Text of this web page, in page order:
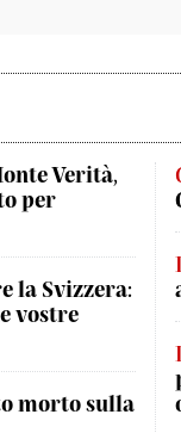
Verità,
per
la Svizzera:
vostre
morto sulla